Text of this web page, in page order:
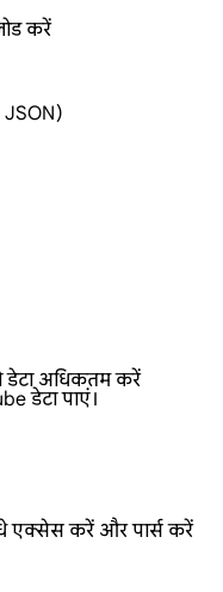
करें
JSON)
डेटा अधिकतम करें
डेटा पाएं।
एक्सेस करें और पार्स करें